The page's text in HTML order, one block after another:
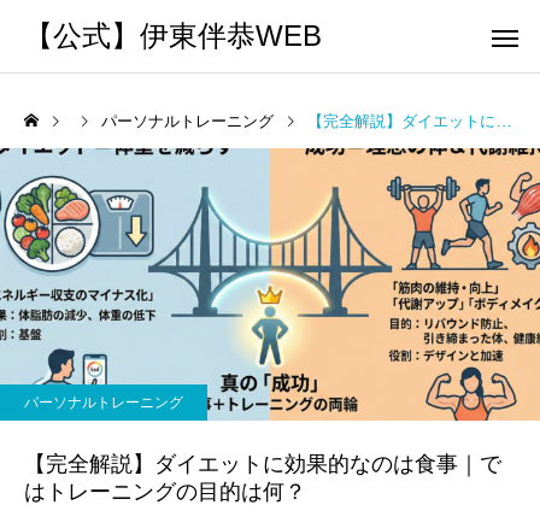
【公式】伊東伴恭WEB
トレーナーとして 個別トレー
出張 講演 セミナー 運動・体操
パーソナルトレーニ
キックボクシングで本当に
痩せますか？｜元日本王者
で答えます
パーソナルトレーニ
ング
パーソナルトレーナー
び方｜失敗しない7つ
解説
パーソナルトレーニング 【完全解説】ダイエットに効果的なのは食事｜ではトレーニングの目的は何？
パーソナルトレーニング
【完全解説】ダイエットに効果的なのは食事｜で
はトレーニングの目的は何？